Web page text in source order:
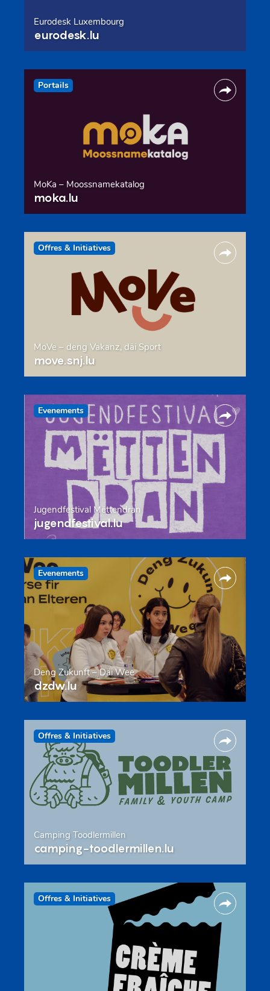
Eurodesk Luxembourg
eurodesk.lu
Portails
MoKa – Moossnamekatalog
moka.lu
Offres & Initiatives
MoVe – deng Vakanz, däi Sport
move.snj.lu
Evenements
Jugendfestival Mëttendran
jugendfestival.lu
Evenements
Deng Zukunft – Däi Wee
dzdw.lu
Offres & Initiatives
Camping Toodlermillen
camping-toodlermillen.lu
Offres & Initiatives